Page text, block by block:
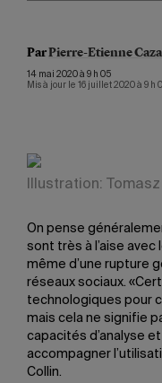
ParPierre-Etienne Caza
14 mai 2020 à 9 h 05
Mis à jour le 16 juillet 2020 à 9 h
Illustration:
On pense
sont très à l’aise
même d’une rupture
réseaux sociaux.
technologiques pour
mais cela ne signifie
capacités d’analyse
accompagner
Collin.